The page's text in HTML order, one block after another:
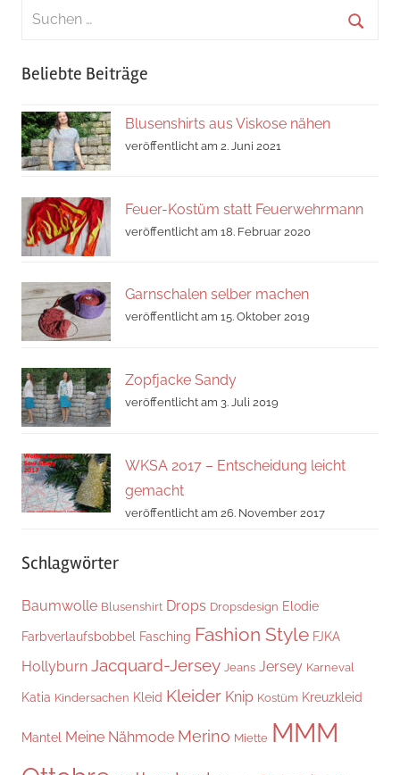
Suchen
Beliebte Beiträge
Blusenshirts aus Viskose nähen
veröffentlicht am 2. Juni 2021
Feuer-Kostüm statt Feuerwehrmann
veröffentlicht am 18. Februar 2020
Garnschalen selber machen
veröffentlicht am 15. Oktober 2019
Zopfjacke Sandy
veröffentlicht am 3. Juli 2019
WKSA 2017 – Entscheidung leicht
gemacht
veröffentlicht am 26. November 2017
Schlagwörter
Baumwolle Blusenshirt Drops Dropsdesign Elodie
Farbverlaufsbobbel Fasching Fashion Style FJKA
Hollyburn Jacquard-Jersey Jeans Jersey Karneval
Katia Kindersachen Kleid Kleider Knip Kostüm Kreuzkleid
Mantel Meine Nähmode Merino Miette MMM